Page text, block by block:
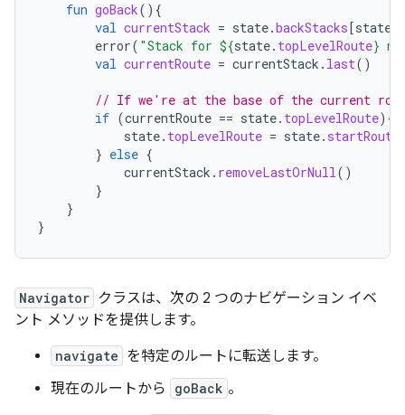
fun goBack(){
val currentStack = state.backStacks[state
error( "Stack for ${state. topLevelRoute}
val currentRoute = currentStack . last()
// If we're at the base of the current
if (currentRoute == state. topLevelRoute){
state. topLevelRoute = state. startRoute
} else {
currentStack . removeLastOrNull()
}
}
}
Navigator クラスは、次の 2 つのナビゲーション イベ
ント メソッドを提供します。
navigate を特定のルートに転送します。
現在のルートから
goBack 。